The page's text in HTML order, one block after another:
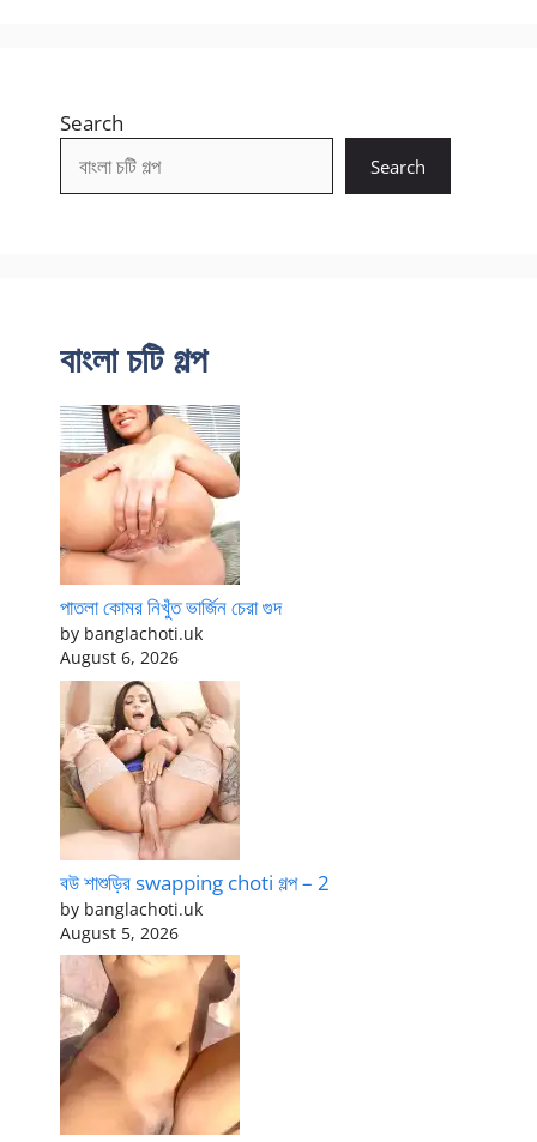
Search
Search
বাংলা চটি গল্প
পাতলা কোমর নিখুঁত ভার্জিন চেরা গুদ
by banglachoti.uk
August 6, 2026
বউ শাশুড়ির swapping choti গল্প – 2
by banglachoti.uk
August 5, 2026